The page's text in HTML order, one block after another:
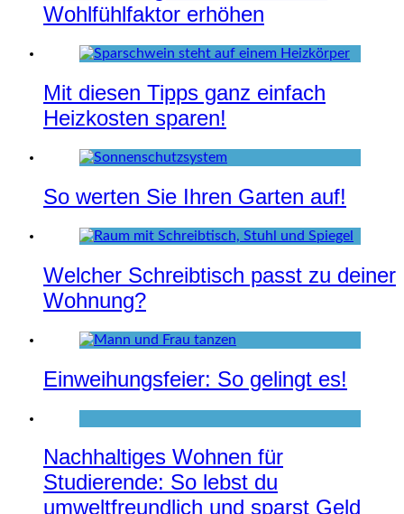
Wohlfühlfaktor erhöhen
Mit diesen Tipps ganz einfach
Heizkosten sparen!
So werten Sie Ihren Garten auf!
Welcher Schreibtisch passt zu deiner
Wohnung?
Einweihungsfeier: So gelingt es!
Nachhaltiges Wohnen für
Studierende: So lebst du
umweltfreundlich und sparst Geld